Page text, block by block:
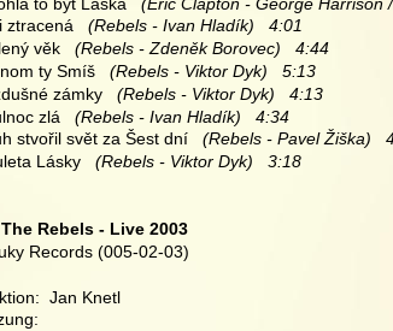
ztracená
   (Rebels - Ivan Hladík)   4:01
věk
   (Rebels - Zdeněk Borovec)   4:44
ty Smíš
   (Rebels - Viktor Dyk)   5:13
zámky
   (Rebels - Viktor Dyk)   4:13
zlá
   (Rebels - Ivan Hladík)   4:34
stvořil svět za Šest dní
(Rebels - Pavel Žiška)
Lásky
   (Rebels - Viktor Dyk)   3:18
The Rebels - Live 2003
Records (005-02-03)
Jan Knetl